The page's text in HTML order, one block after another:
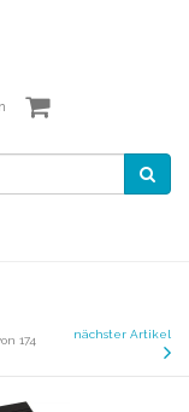
174 nächster Artikel